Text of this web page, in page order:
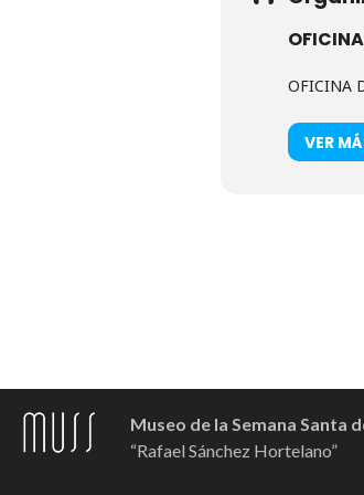
OFICINA
VER
Museo de la Semana Santa
“Rafael Sánchez Hortelano”